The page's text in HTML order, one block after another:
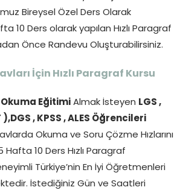
Bireysel Özel Ders Olarak
10 Ders olarak yapılan Hızlı Paragraf
Önce Randevu Oluşturabilirsiniz.
İçin Hızlı Paragraf Kursu
Okuma Eğitimi Almak İsteyen LGS ,
),DGS , KPSS , ALES Öğrencileri
Okuma ve Soru Çözme Hızlarını
Hafta 10 Ders Hızlı Paragraf
Türkiye’nin En İyi Öğretmenleri
İstediğiniz Gün ve Saatleri